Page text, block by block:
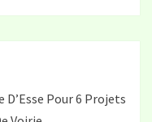
Pour 6 Projets